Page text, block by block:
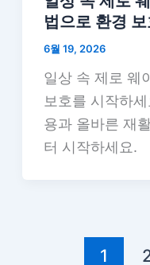
법으로 환경
6월 19, 2026
일상 속 제로 웨
보호를 시작하
용과 올바른 재
터 시작하세요.
1